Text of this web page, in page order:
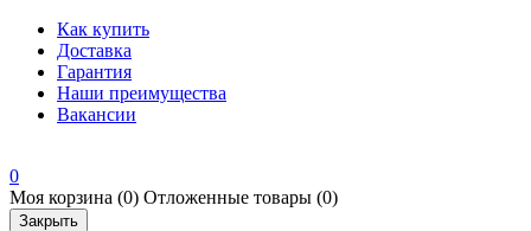
Как купить
Доставка
Гарантия
Наши преимущества
Вакансии
0
Моя корзина (0) Отложенные товары (0)
Закрыть